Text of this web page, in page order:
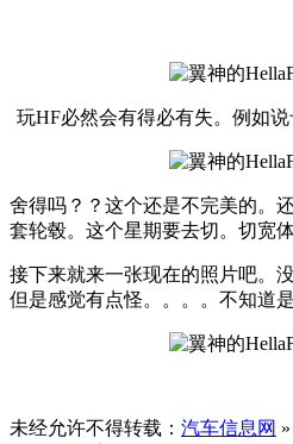
玩HF必然会有得必有失。例如说
舍得吗？？这个还是不完美的。
套轮毂。这个星期要去切。切宽体
接下来就来一张现在的照片吧。
但是感觉有点怪。。。。不知道
未经允许不得转载： 汽车信息网 »